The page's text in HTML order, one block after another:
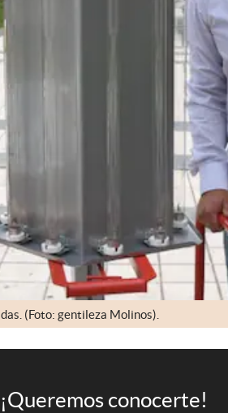
(Foto: gentileza Molinos).
¡Queremos conocerte!